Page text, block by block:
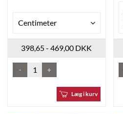
Centimeter
398,65 - 469,00 DKK
- +
Læg i kurv